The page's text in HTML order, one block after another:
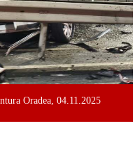
Oradea, 04.11.2025